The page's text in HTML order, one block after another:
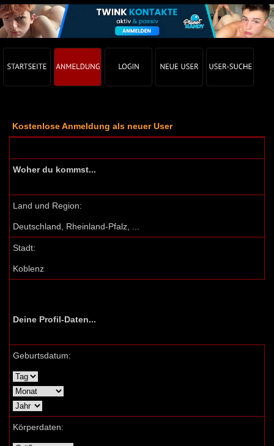
Kostenlose Anmeldung als neuer User
Woher du kommst...
Land und Region:
Deutschland, Rheinland-Pfalz, ...
Stadt:
Koblenz
Deine Profil-Daten...
Geburtsdatum:
Körperdaten: